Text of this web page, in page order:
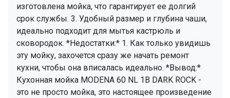
изготовлена мойка, что гарантирует ее долгий
срок службы. 3. Удобный размер и глубина чаши,
идеально подходит для мытья кастрюль и
сковородок. *Недостатки:* 1. Как только увидишь
эту мойку, захочется сразу же начать ремонт
кухни, чтобы она вписалась идеально. *Вывод:*
Кухонная мойка MODENA 60 NL 1B DARK ROCK -
это не просто мойка, это настоящее произведение